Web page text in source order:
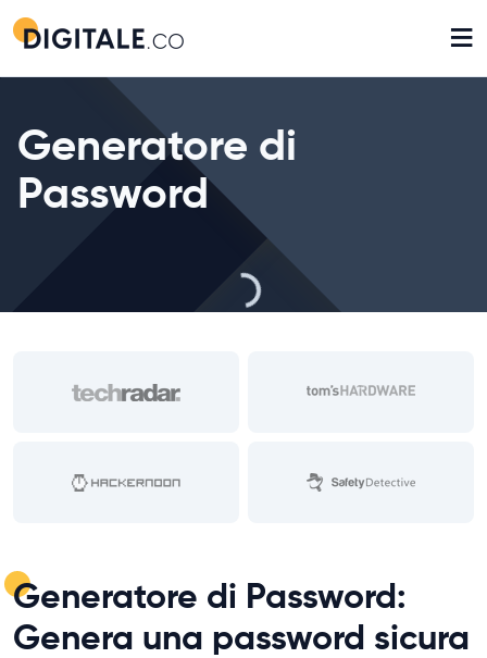
≡
Generatore di
Password
Generatore di Password:
Genera una password sicura